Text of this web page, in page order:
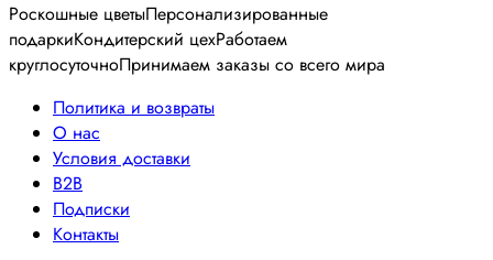
Роскошные цветыПерсонализированные
подаркиКондитерский цехРаботаем
круглосуточноПринимаем заказы со всего мира
Политика и возвраты
О нас
Условия доставки
B2B
Подписки
Контакты